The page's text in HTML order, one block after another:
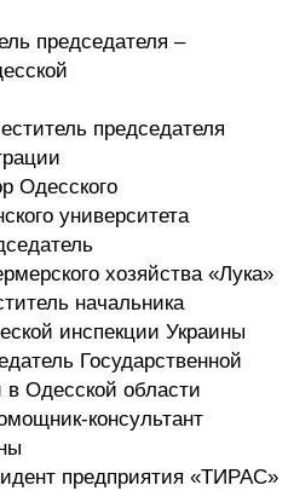
председателя –
председателя
Одесского
университета
хозяйства «Лука»
начальника
инспекции Украины
Государственной
в Одесской области
консультант
предприятия «ТИРАС»